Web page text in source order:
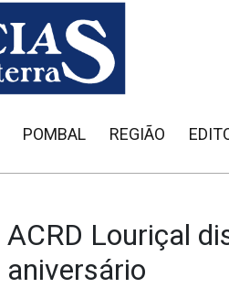
POMBAL REGIÃO
ACRD Louriçal
aniversário